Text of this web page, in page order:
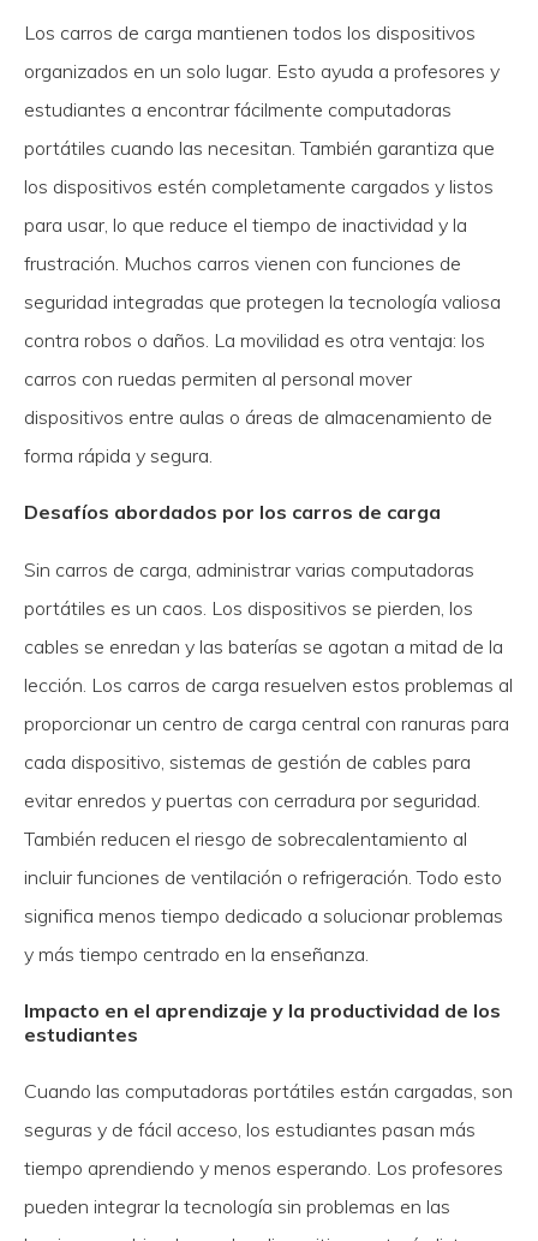
Los carros de carga mantienen todos los dispositivos
organizados en un solo lugar. Esto ayuda a profesores y
estudiantes a encontrar fácilmente computadoras
portátiles cuando las necesitan. También garantiza que
los dispositivos estén completamente cargados y listos
para usar, lo que reduce el tiempo de inactividad y la
frustración. Muchos carros vienen con funciones de
seguridad integradas que protegen la tecnología valiosa
contra robos o daños. La movilidad es otra ventaja: los
carros con ruedas permiten al personal mover
dispositivos entre aulas o áreas de almacenamiento de
forma rápida y segura.
Desafíos abordados por los carros de carga
Sin carros de carga, administrar varias computadoras
portátiles es un caos. Los dispositivos se pierden, los
cables se enredan y las baterías se agotan a mitad de la
lección. Los carros de carga resuelven estos problemas al
proporcionar un centro de carga central con ranuras para
cada dispositivo, sistemas de gestión de cables para
evitar enredos y puertas con cerradura por seguridad.
También reducen el riesgo de sobrecalentamiento al
incluir funciones de ventilación o refrigeración. Todo esto
significa menos tiempo dedicado a solucionar problemas
y más tiempo centrado en la enseñanza.
Impacto en el aprendizaje y la productividad de los
estudiantes
Cuando las computadoras portátiles están cargadas, son
seguras y de fácil acceso, los estudiantes pasan más
tiempo aprendiendo y menos esperando. Los profesores
pueden integrar la tecnología sin problemas en las